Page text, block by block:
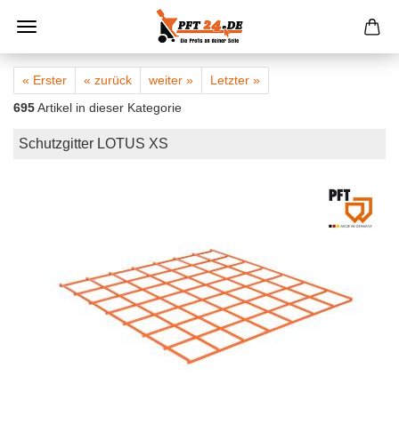
« Erster « zurück weiter »
Letzter »
695Artikel in dieser Kategorie
Schutzgitter LOTUS XS